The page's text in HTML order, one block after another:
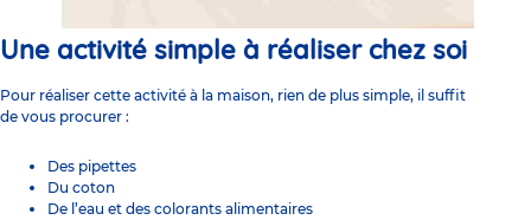
Une activité simple à réaliser chez soi
Pour réaliser cette activité à la maison, rien de plus simple, il suffit
de vous procurer :
Des pipettes
Du coton
De l’eau et des colorants alimentaires